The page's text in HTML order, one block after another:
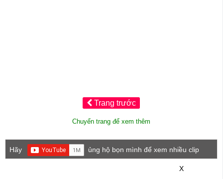
Trang trước
Chuyển trang để xem thêm
Hãy
ủng hộ bọn mình để xem nhiều clip
X